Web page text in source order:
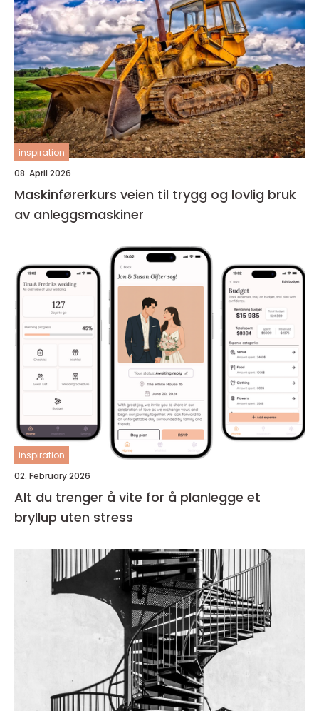
inspiration
08. April 2026
Maskinførerkurs veien til trygg og lovlig bruk
av anleggsmaskiner
inspiration
02. February 2026
Alt du trenger å vite for å planlegge et
bryllup uten stress